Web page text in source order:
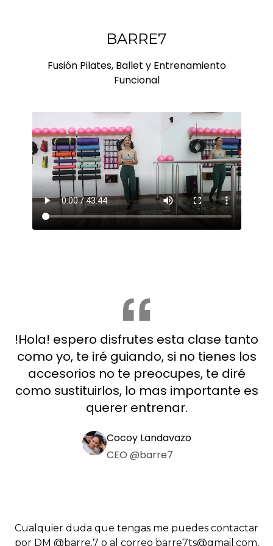
BARRE7
Fusión Pilates, Ballet y Entrenamiento
Funcional
!Hola! espero disfrutes esta clase tanto
como yo, te iré guiando, si no tienes los
accesorios no te preocupes, te diré
como sustituirlos, lo mas importante es
querer entrenar.
Cocoy Landavazo
CEO @barre7
Cualquier duda que tengas me puedes contactar
por DM @barre.7 o al correo barre7ts@gmail.com,